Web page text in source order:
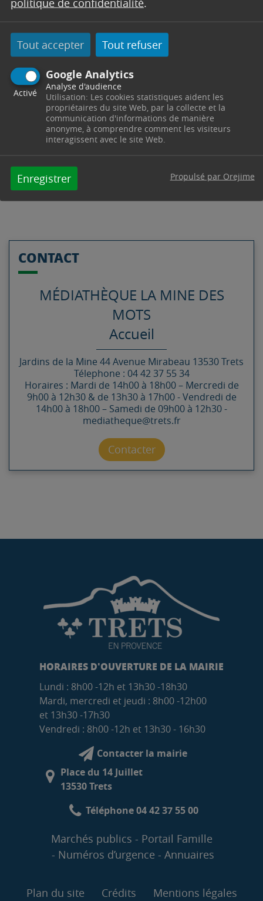
Tout accepter Tout refuser
Google Analytics
Activé
Analyse d'audience
Utilisation: Les cookies statistiques aident les
propriétaires du site Web, par la collecte et la
communication d'informations de manière
anonyme, à comprendre comment les visiteurs
interagissent avec le site Web.
Enregistrer Propulsé par Orejime
RECHERCHEZ,
RÉSERVEZ…
CONTACT
MÉDIATHÈQUE LA MINE DES
MOTS
Accueil
Jardins de la Mine 44 Avenue Mirabeau 13530Trets
Télephone : 04 42 37 55 34
Horaires : Mardi de 14h00 à 18h00 – Mercredi de
9h00 à 12h30 & de 13h30 à 17h00 - Vendredi de
14h00 à 18h00 – Samedi de 09h00 à 12h30 -
mediatheque@trets.fr
Contacter par mail
Contacter
HORAIRES D'OUVERTURE DE LA MAIRIE
Lundi : 8h00 -12h et 13h30 -18h30
Mardi, mercredi et jeudi : 8h00 -12h00
et 13h30 -17h30
Vendredi : 8h00 -12h et 13h30 - 16h30
Contacter la mairie
Place du 14 Juillet
13530 Trets
Téléphone 04 42 37 55 00
Marchés publics
Portail Famille
Numéros d’urgence
Annuaires
Plan du site Crédits Mentions légales